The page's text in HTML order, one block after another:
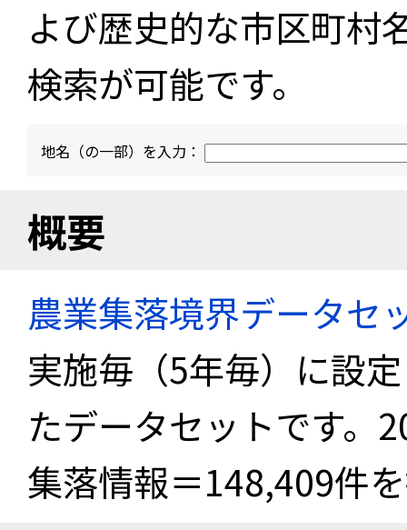
よび歴史的な市区町村
検索が可能です。
地名（の一部）を入力：
概要
農業集落境界データセ
実施毎（5年毎）に設
たデータセットです。
集落情報＝148,409件